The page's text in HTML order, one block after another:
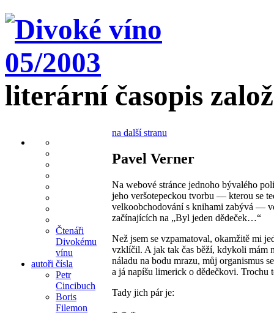
literární časopis
Čtenáři
Divokému
vínu
autoři čísla
Petr
Cincibuch
Boris
Filemon
na další stranu
Pavel Verner
Na webové stránce jednoho bývalého
jeho veršotepeckou tvorbu — kterou se
velkoobchodování s knihami zabývá —
začínajících na „Byl jeden dědeček…“
Než jsem se vzpamatoval, okamžitě mi
vzklíčil. A jak tak čas běží, kdykoli mám
náladu na bodu mrazu, můj organismus
a já napíšu limerick o dědečkovi. Trochu
Tady jich pár je: